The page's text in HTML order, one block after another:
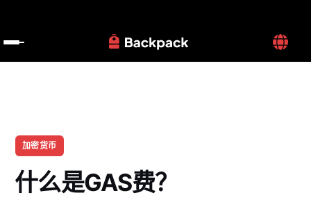
加密货币
什么是GAS费？